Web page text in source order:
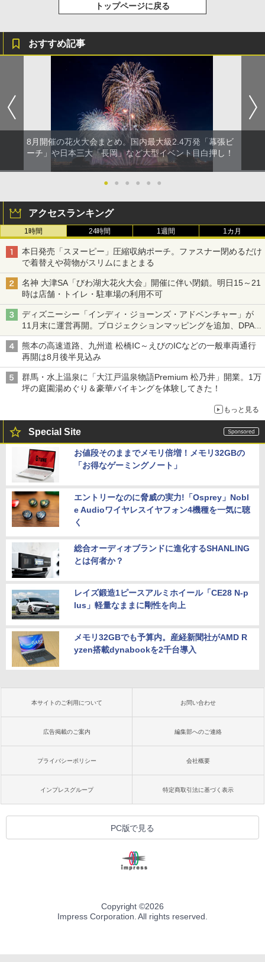
トップページに戻る
おすすめ記事
8月開催の花火大会まとめ。国内最大級2.4万発「幕張ビ
ーチ」や日本三大「長岡」など大型イベント目白押し！
● ● ● ● ● ●
アクセスランキング
1時間 24時間 1週間 1カ月
本日発売「スヌーピー」圧縮収納ポーチ。ファスナー閉めるだけ
で着替えや荷物がスリムにまとまる
名神 大津SA「びわ湖大花火大会」開催に伴い閉鎖。明日15～21
時は店舗・トイレ・駐車場の利用不可
ディズニーシー「インディ・ジョーンズ・アドベンチャー」が
11月末に運営再開。プロジェクションマッピングを追加、DPA
は1500円
熊本の高速道路、九州道 松橋IC～えびのICなどの一般車両通行
再開は8月後半見込み
群馬・水上温泉に「大江戸温泉物語Premium 松乃井」開業。1万
坪の庭園湯めぐり＆豪華バイキングを体験してきた！
もっと見る
Special Site
お値段そのままでメモリ倍増！メモリ32GBの
「お得なゲーミングノート」
エントリーなのに脅威の実力!「Osprey」Nobl
e Audioワイヤレスイヤフォン4機種を一気に聴
く
総合オーディオブランドに進化するSHANLING
とは何者か？
レイズ鍛造1ピースアルミホイール「CE28 N-p
lus」軽量なままに剛性を向上
メモリ32GBでも予算内。産経新聞社がAMD R
yzen搭載dynabookを2千台導入
本サイトのご利用について お問い合わせ
広告掲載のご案内 編集部へのご連絡
プライバシーポリシー 会社概要
インプレスグループ 特定商取引法に基づく表示
PC版で見る
Copyright ©2026
Impress Corporation. All rights reserved.